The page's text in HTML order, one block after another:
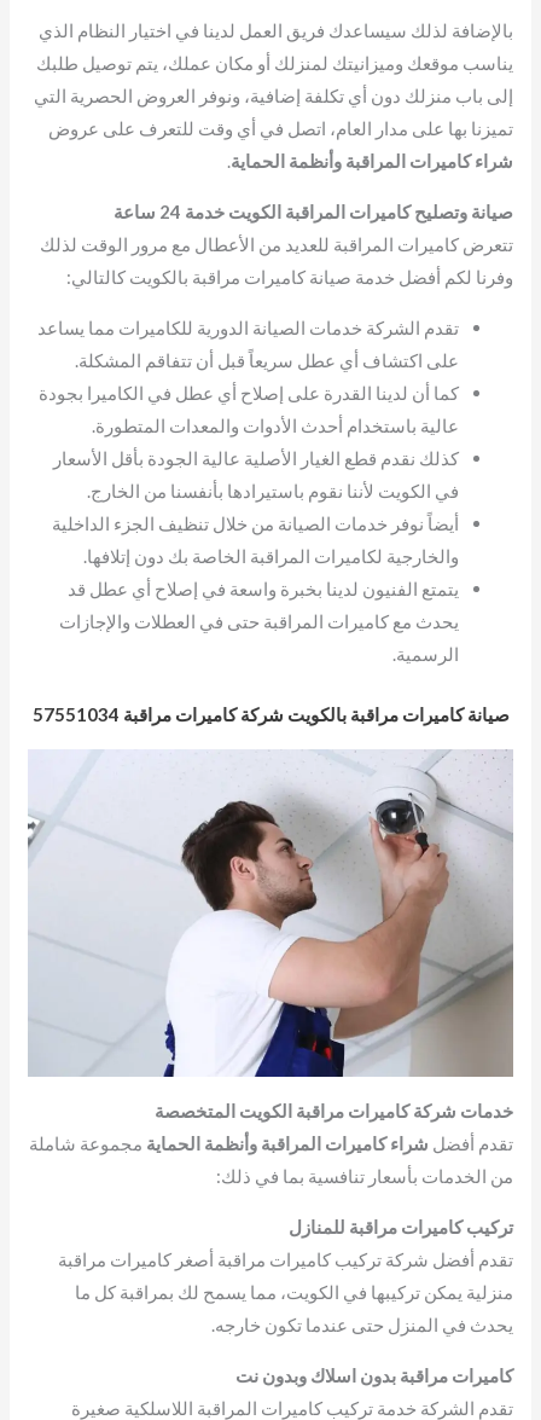
بالإضافة لذلك سيساعدك فريق العمل لدينا في اختيار النظام الذي
يناسب موقعك وميزانيتك لمنزلك أو مكان عملك، يتم توصيل طلبك
إلى باب منزلك دون أي تكلفة إضافية، ونوفر العروض الحصرية التي
تميزنا بها على مدار العام، اتصل في أي وقت للتعرف على عروض
شراء كاميرات المراقبة وأنظمة الحماية.
صيانة وتصليح كاميرات المراقبة الكويت خدمة 24 ساعة
تتعرض كاميرات المراقبة للعديد من الأعطال مع مرور الوقت لذلك
وفرنا لكم أفضل خدمة صيانة كاميرات مراقبة بالكويت كالتالي:
تقدم الشركة خدمات الصيانة الدورية للكاميرات مما يساعد
على اكتشاف أي عطل سريعاً قبل أن تتفاقم المشكلة.
كما أن لدينا القدرة على إصلاح أي عطل في الكاميرا بجودة
عالية باستخدام أحدث الأدوات والمعدات المتطورة.
كذلك نقدم قطع الغيار الأصلية عالية الجودة بأقل الأسعار
في الكويت لأننا نقوم باستيرادها بأنفسنا من الخارج.
أيضاً نوفر خدمات الصيانة من خلال تنظيف الجزء الداخلية
والخارجية لكاميرات المراقبة الخاصة بك دون إتلافها.
يتمتع الفنيون لدينا بخبرة واسعة في إصلاح أي عطل قد
يحدث مع كاميرات المراقبة حتى في العطلات والإجازات
الرسمية.
صيانة كاميرات مراقبة بالكويت شركة كاميرات مراقبة 57551034
خدمات شركة كاميرات مراقبة الكويت المتخصصة
تقدم أفضل شراء كاميرات المراقبة وأنظمة الحماية مجموعة شاملة
من الخدمات بأسعار تنافسية بما في ذلك:
تركيب كاميرات مراقبة للمنازل
تقدم أفضل شركة تركيب كاميرات مراقبة أصغر كاميرات مراقبة
منزلية يمكن تركيبها في الكويت، مما يسمح لك بمراقبة كل ما
يحدث في المنزل حتى عندما تكون خارجه.
كاميرات مراقبة بدون اسلاك وبدون نت
تقدم الشركة خدمة تركيب كاميرات المراقبة اللاسلكية صغيرة